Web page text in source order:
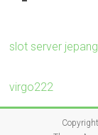
slot server jepang
virgo222